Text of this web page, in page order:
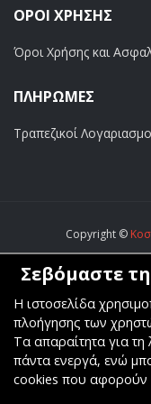
ΟΡΟΙ ΧΡΗΣΗΣ
Όροι Χρήσης και
ΠΛΗΡΩΜΕΣ
Τραπεζικοί
Copyright ©
Σεβόμαστε
Η ιστοσελίδα
πλοήγησης των
Τα απαραίτητα για τη
πάντα ενεργά, ενώ
cookies που αφορούν